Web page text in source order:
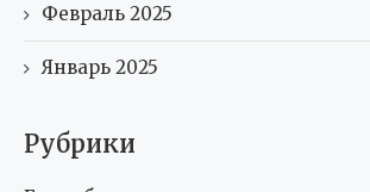
Февраль 2025
Январь 2025
Рубрики